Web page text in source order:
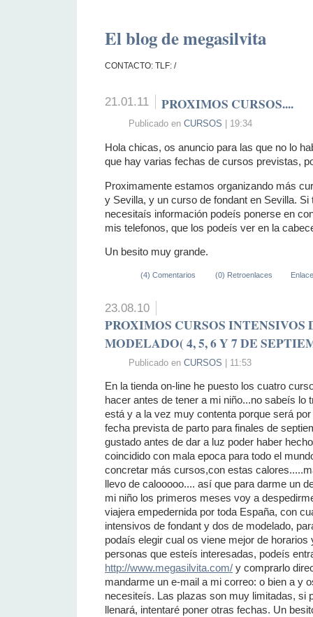
El blog de megasilvita
CONTACTO: TLF: /
21.01.11 PROXIMOS CURSOS....
Publicado en CURSOS | 19:34
Hola chicas, os anuncio para las que no lo
que hay varias fechas de cursos previstas,
Proximamente estamos organizando más
y Sevilla, y un curso de fondant en Sevilla. Si
necesitaís información podeís ponerse en
mis telefonos, que los podeís ver en la
Un besito muy grande.
(4) Comentarios (0) Retroenlaces Enlace
23.08.10
PROXIMOS CURSOS INTENSIVOS
MODELADO( 4, 5, 6 Y 7 DE
Publicado en CURSOS | 11:53
En la tienda on-line he puesto los cuatro
hacer antes de tener a mi niño...no sabeís lo
está y a la vez muy contenta porque será
fecha prevista de parto para finales de
gustado antes de dar a luz poder haber
coincidido con mala epoca para todo el
concretar más cursos,con estas
llevo de calooooo.... así que para darme un
mi niño los primeros meses voy a
viajera empedernida por toda España, con
intensivos de fondant y dos de modelado,
podaís elegir cual os viene mejor de horarios
personas que esteís interesadas, podeís
http://www.megasilvita.com/ y comprarlo
mandarme un e-mail a mi correo: o bien a y
necesiteís. Las plazas son muy limitadas, si
llenará, intentaré poner otras fechas. Un